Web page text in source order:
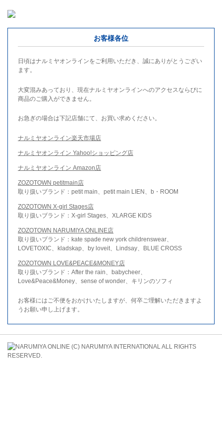
お客様各位
日頃はナルミヤオンラインをご利用いただき、誠にありがとうござい
ます。
大変混みあっており、現在ナルミヤオンラインへのアクセスならびに
商品のご購入ができません。
お急ぎの場合は下記店舗にて、お買い求めください。
ナルミヤオンライン楽天市場店
ナルミヤオンライン Yahoo!ショッピング店
ナルミヤオンライン Amazon店
ZOZOTOWN petitmain店
取り扱いブランド：petit main、petit main LIEN、b・ROOM
ZOZOTOWN X-girl Stages店
取り扱いブランド：X-girl Stages、XLARGE KIDS
ZOZOTOWN NARUMIYA ONLINE店
取り扱いブランド：kate spade new york childrenswear、
LOVETOXIC、kladskap、by loveit、Lindsay、BLUE CROSS
ZOZOTOWN LOVE&PEACE&MONEY店
取り扱いブランド：After the rain、babycheer、
Love&Peace&Money、sense of wonder、キリンのソフィ
お客様にはご不便をおかけいたしますが、何卒ご理解いただきますよ
うお願い申し上げます。